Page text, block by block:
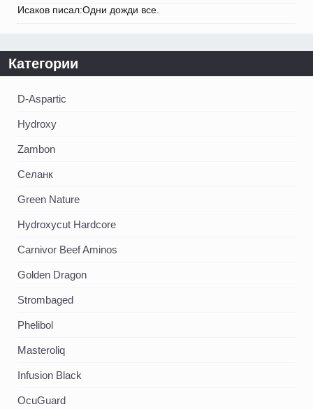
Исаков писал:Одни дожди все.
Категории
D-Aspartic
Hydroxy
Zambon
Селанк
Green Nature
Hydroxycut Hardcore
Carnivor Beef Aminos
Golden Dragon
Strombaged
Phelibol
Masteroliq
Infusion Black
OcuGuard